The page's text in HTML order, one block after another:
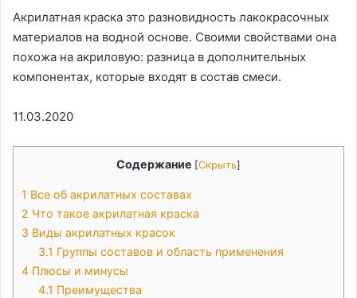
Акрилатная краска это разновидность лакокрасочных
материалов на водной основе. Своими свойствами она
похожа на акриловую: разница в дополнительных
компонентах, которые входят в состав смеси.
11.03.2020
Содержание [Скрыть]
1 Все об акрилатных составах
2 Что такое акрилатная краска
3 Виды акрилатных красок
3.1 Группы составов и область применения
4 Плюсы и минусы
4.1 Преимущества